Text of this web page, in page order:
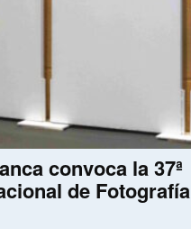
convoca la 37ª
de Fotografía